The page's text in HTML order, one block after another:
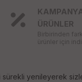
ÜRÜNLER
Birbirinden
ürünler için
sürekli yenileyerek